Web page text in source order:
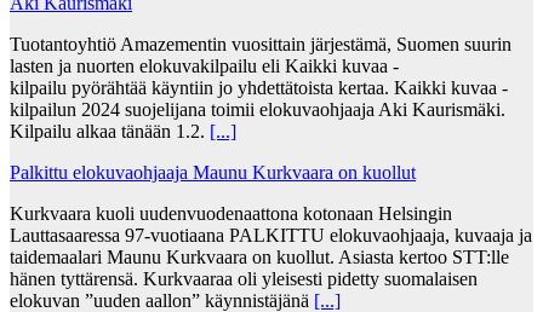
Tuotantoyhtiö Amazementin vuosittain järjestämä, Suomen suurin
lasten ja nuorten elokuvakilpailu eli Kaikki kuvaa -
kilpailu pyörähtää käyntiin jo yhdettätoista kertaa. Kaikki kuvaa -
kilpailun 2024 suojelijana toimii elokuvaohjaaja Aki Kaurismäki.
Kilpailu alkaa tänään 1.2. [...]
Palkittu elokuvaohjaaja Maunu Kurkvaara on kuollut
Kurkvaara kuoli uudenvuodenaattona kotonaan Helsingin
Lauttasaaressa 97-vuotiaana PALKITTU elokuvaohjaaja, kuvaaja ja
taidemaalari Maunu Kurkvaara on kuollut. Asiasta kertoo STT:lle
hänen tyttärensä. Kurkvaaraa oli yleisesti pidetty suomalaisen
elokuvan ”uuden aallon” käynnistäjänä [...]